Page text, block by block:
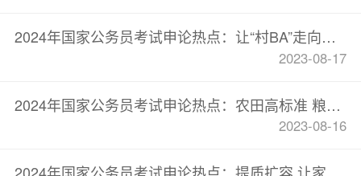
2024年国家公务员考试申论热点：让“村BA”走向全国
2023-08-17
2024年国家公务员考试申论热点：农田高标准 粮食高质量
2023-08-16